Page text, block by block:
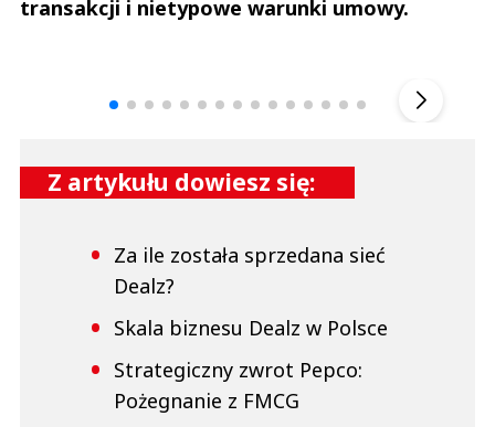
transakcji i nietypowe warunki umowy.
Z artykułu dowiesz się:
Za ile została sprzedana sieć
Dealz?
Skala biznesu Dealz w Polsce
Strategiczny zwrot Pepco:
Pożegnanie z FMCG